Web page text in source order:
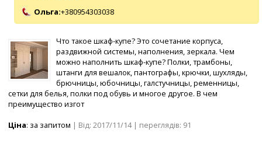
Ольга:+380954303038
Что такое шкаф-купе? Это сочетание корпуса,
раздвижной системы, наполнения, зеркала. Чем
можно наполнить шкаф-купе? Полки, трамбоны,
штанги для вешалок, пантографы, крючки, шухляды,
брючницы, юбочницы, галстучницы, ременницы,
сетки для белья, полки под обувь и многое другое. В чем
преимущество изгот
Ціна: за запитом | Від: 2017/11/14 | переглядів: 91